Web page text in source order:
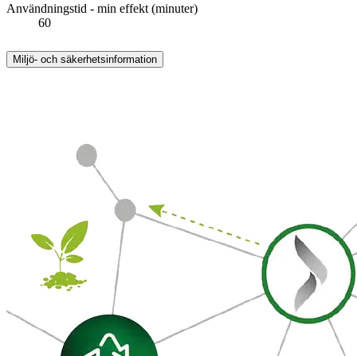
Användningstid - min effekt (minuter)
60
Miljö- och säkerhetsinformation